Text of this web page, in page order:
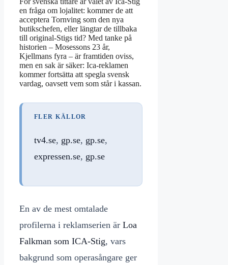
en fråga om lojalitet: kommer de att
acceptera Tornving som den nya
butikschefen, eller längtar de tillbaka
till original-Stigs tid? Med tanke på
historien – Mosessons 23 år,
Kjellmans fyra – är framtiden oviss,
men en sak är säker: Ica-reklamen
kommer fortsätta att spegla svensk
vardag, oavsett vem som står i kassan.
FLER KÄLLOR
tv4.se, gp.se, gp.se,
expressen.se, gp.se
En av de mest omtalade
profilerna i reklamserien är Loa
Falkman som ICA-Stig, vars
bakgrund som operasångare ger